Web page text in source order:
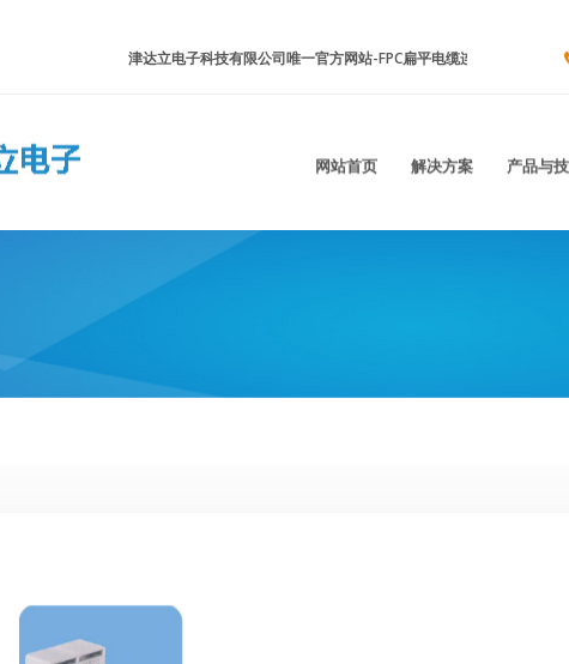
津达立电子科技有限公司唯一官方网站-FPC扁平电缆连接器,板对板连
网站首页 解决方案 产品与